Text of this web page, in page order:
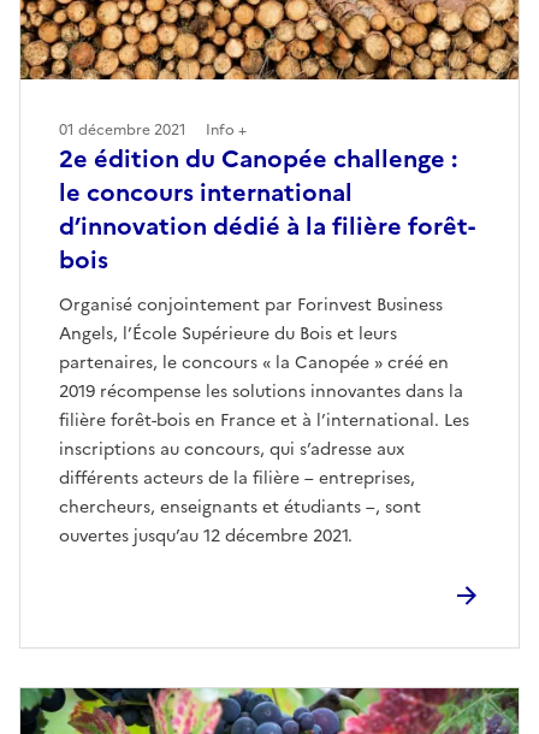
2e édition du Canopée challenge :
le concours international
d’innovation dédié à la filière forêt-
bois
Organisé conjointement par Forinvest Business
Angels, l’École Supérieure du Bois et leurs
partenaires, le concours « la Canopée » créé en
2019 récompense les solutions innovantes dans la
filière forêt-bois en France et à l’international. Les
inscriptions au concours, qui s’adresse aux
différents acteurs de la filière – entreprises,
chercheurs, enseignants et étudiants –, sont
ouvertes jusqu’au 12 décembre 2021.
01 décembre 2021 Info +